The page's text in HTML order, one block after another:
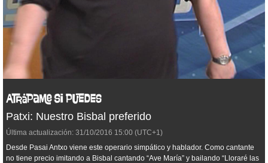
Patxi: Nuestro Bisbal preferido
Última actualización: 31/10/2016 15:00 (UTC+1)
Desde Pasai Antxo viene este operario simpático y hablador. Como cantante
no tiene precio imitando a Bisbal cantando “Ave María” y bailando “Lloraré las